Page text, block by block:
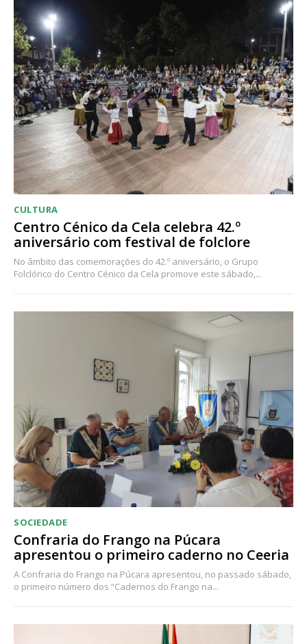
CULTURA
Centro Cénico da Cela celebra 42.º
aniversário com festival de folclore
No âmbito das comemorações do 42.º aniversário, o Grupo
Folclórico do Centro Cénico da Cela promove este sábado,...
SOCIEDADE
Confraria do Frango na Púcara
apresentou o primeiro caderno no Ceeria
A Confraria do Frango na Púcara apresentou, no passado sábado,
o primeiro número dos “Cadernos do Frango na...